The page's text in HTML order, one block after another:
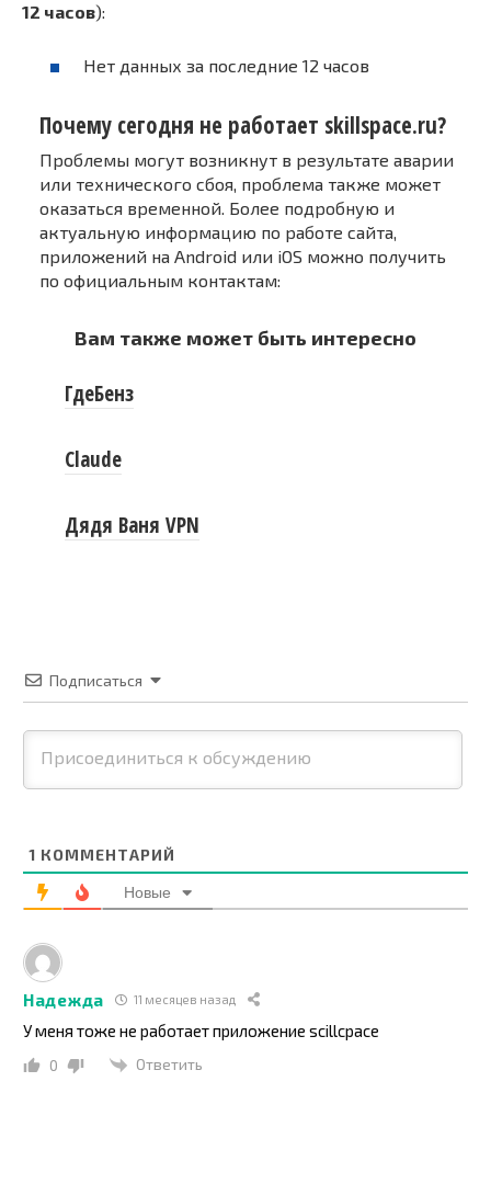
12 часов):
Нет данных за последние 12 часов
Почему сегодня не работает skillspace.ru?
Проблемы могут возникнут в результате аварии
или технического сбоя, проблема также может
оказаться временной. Более подробную и
актуальную информацию по работе сайта,
приложений на Android или iOS можно получить
по официальным контактам:
Вам также может быть интересно
ГдеБенз
Claude
Дядя Ваня VPN
Подписаться
1 КОММЕНТАРИЙ
Новые
Надежда 11 месяцев назад
У меня тоже не работает приложение scillcpace
0 Ответить